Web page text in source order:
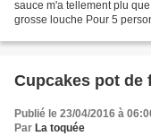
sauce m'a tellement plu
grosse louche Pour 5
Cupcakes pot de
Publié le 23/04/2016 à
Par La toquée